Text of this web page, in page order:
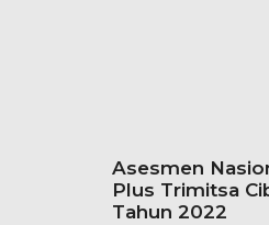
Asesmen
Plus Trimitsa
Tahun 2022